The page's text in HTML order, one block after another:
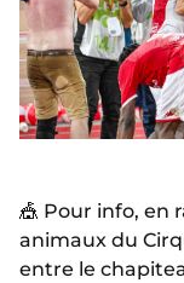
🎪 Pour info, en
animaux du
entre le